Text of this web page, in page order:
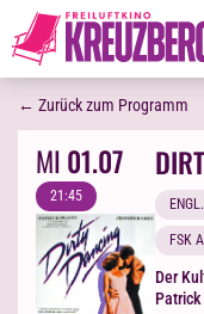
← Zurück zum Programm
MI 01.07
21:45
FSK
Der